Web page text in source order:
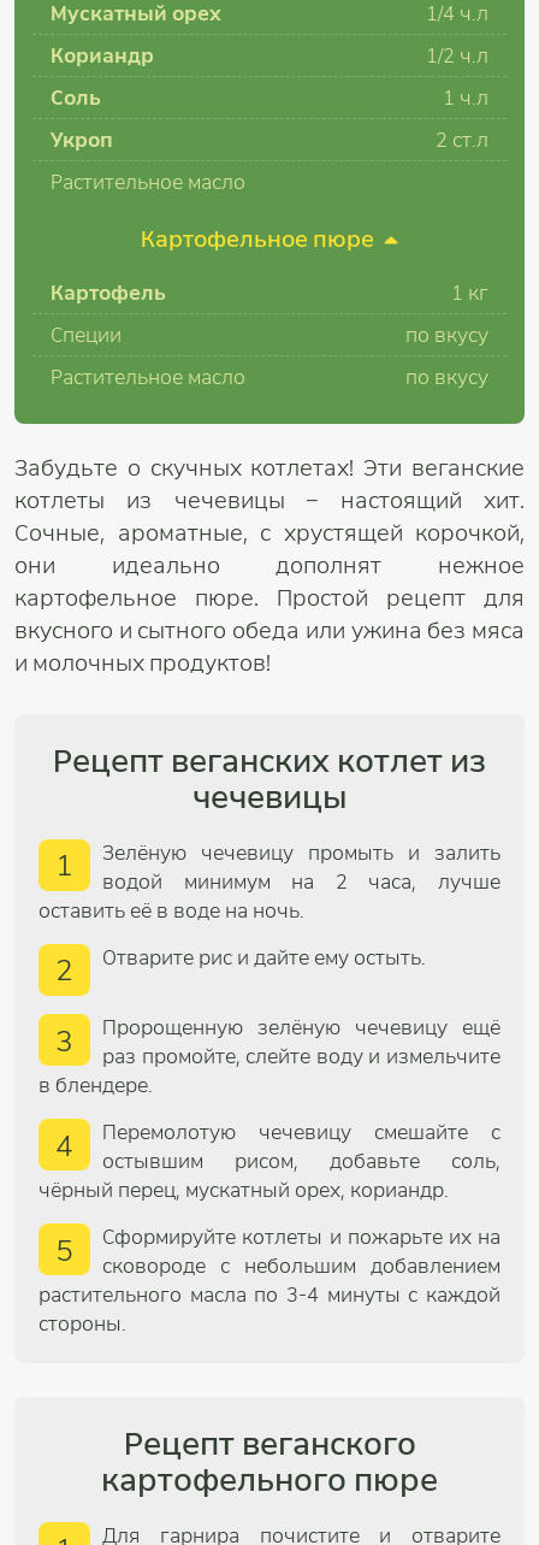
Мускатный орех
1/4 ч.л
Кориандр
1/2 ч.л
Соль
1 ч.л
Укроп
2 ст.л
Растительное масло
Картофельное пюре
Картофель
1 кг
Специи
по вкусу
Растительное масло
по вкусу
Забудьте о скучных котлетах! Эти веганские
котлеты из чечевицы – настоящий хит.
Сочные, ароматные, с хрустящей корочкой,
они идеально дополнят нежное
картофельное пюре. Простой рецепт для
вкусного и сытного обеда или ужина без мяса
и молочных продуктов!
Рецепт веганских котлет из
чечевицы
1
Зелёную чечевицу промыть и залить
водой минимум на 2 часа, лучше
оставить её в воде на ночь.
2 Отварите рис и дайте ему остыть.
3
Пророщенную зелёную чечевицу ещё
раз промойте, слейте воду и измельчите
в блендере.
4
Перемолотую чечевицу смешайте с
остывшим рисом, добавьте соль,
чёрный перец, мускатный орех, кориандр.
5
Сформируйте котлеты и пожарьте их на
сковороде с небольшим добавлением
растительного масла по 3-4 минуты с каждой
стороны.
Рецепт веганского
картофельного пюре
Для гарнира почистите и отварите